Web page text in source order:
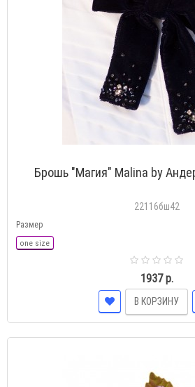
Брошь "Магия" Malina by
22116бш42
Размер
one size
1937 р.
В КОРЗИНУ